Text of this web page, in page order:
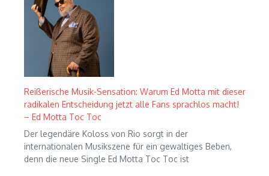
Reißerische Musik-Sensation: Warum Ed Motta mit dieser
radikalen Entscheidung jetzt alle Fans sprachlos macht!
– Ed Motta Toc Toc
Der legendäre Koloss von Rio sorgt in der
internationalen Musikszene für ein gewaltiges Beben,
denn die neue Single Ed Motta Toc Toc ist